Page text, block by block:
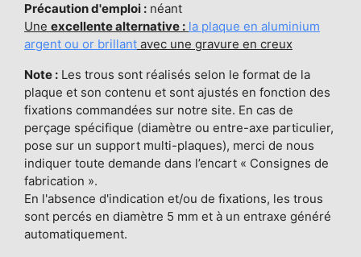
Précaution d'emploi : néant
Une excellente alternative : la plaque en aluminium
argent ou or brillant avec une gravure en creux
Note : Les trous sont réalisés selon le format de la
plaque et son contenu et sont ajustés en fonction des
fixations commandées sur notre site. En cas de
perçage spécifique (diamètre ou entre-axe particulier,
pose sur un support multi-plaques), merci de nous
indiquer toute demande dans l’encart « Consignes de
fabrication ».
En l'absence d'indication et/ou de fixations, les trous
sont percés en diamètre 5 mm et à un entraxe généré
automatiquement.